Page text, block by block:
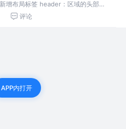
增布局标签 header：区域的头部
article：文章，帖子，杂志，新闻，博
评论
APP内打开